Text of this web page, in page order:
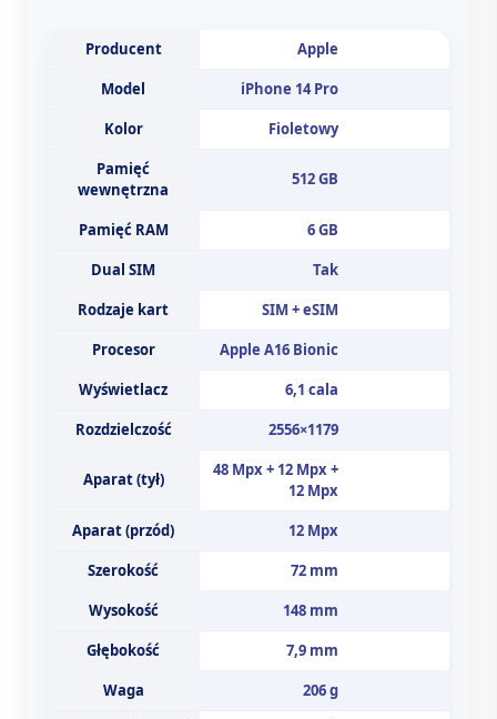
Producent
Apple
Model
iPhone 14 Pro
Kolor
Fioletowy
Pamięć
wewnętrzna
512 GB
Pamięć RAM
6 GB
Dual SIM
Tak
Rodzaje kart
SIM + eSIM
Procesor
Apple A16 Bionic
Wyświetlacz
6,1 cala
Rozdzielczość
2556×1179
Aparat (tył)
48 Mpx + 12 Mpx +
12 Mpx
Aparat (przód)
12 Mpx
Szerokość
72 mm
Wysokość
148 mm
Głębokość
7,9 mm
Waga
206 g